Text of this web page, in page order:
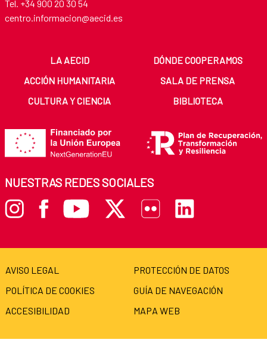
Tel. +34 900 20 30 54​​​​​​​
centro.informacion@aecid.es
LA AECID
DÓNDE COOPERAMOS
ACCIÓN HUMANITARIA
SALA DE PRENSA
CULTURA Y CIENCIA
BIBLIOTECA
NUESTRAS REDES SOCIALES
AVISO LEGAL
PROTECCIÓN DE DATOS
POLÍTICA DE COOKIES
GUÍA DE NAVEGACIÓN
ACCESIBILIDAD
MAPA WEB